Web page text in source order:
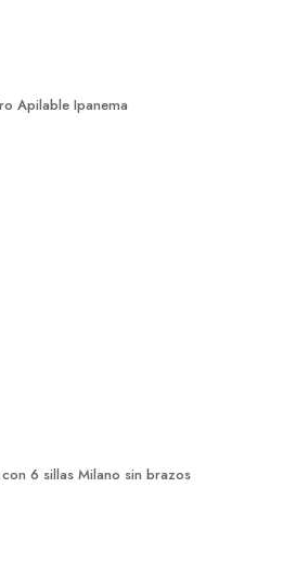
Apilable Ipanema
con 6 sillas Milano sin brazos